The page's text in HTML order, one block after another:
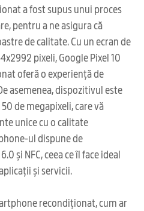
a fost supus unui proces
pentru a ne asigura că
de calitate. Cu un ecran de
pixeli, Google Pixel 10
oferă o experiență de
asemenea, dispozitivul este
de megapixeli, care vă
unice cu o calitate
ul dispune de
și NFC, ceea ce îl face ideal
și servicii.
recondiționat, cum ar